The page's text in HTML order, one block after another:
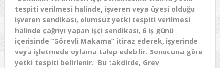
tespiti verilmesi halinde, işveren veya üyesi olduğu
işveren sendikası, olumsuz yetki tespiti verilmesi
halinde çağrıyı yapan işçi sendikası, 6 iş günü
içerisinde “Görevli Makama” itiraz ederek, işyerinde
veya işletmede oylama talep edebilir. Sonucuna göre
yetki tespiti belirlenir. Bu takdirde, Grev